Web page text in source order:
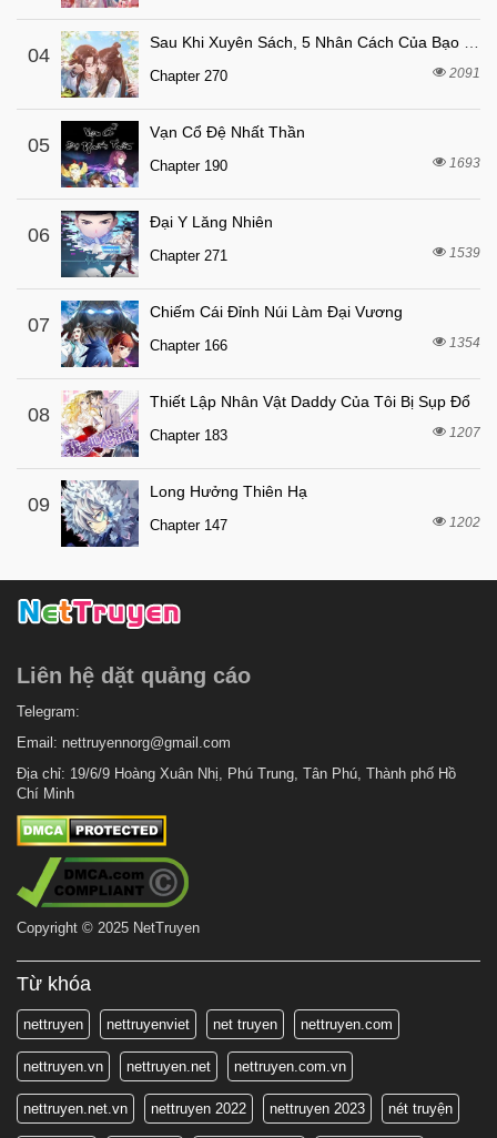
Chapter 68 7 tháng trước
Chapter 67 7 tháng trước
Chapter 66
Chapter 65 7 tháng trước
Chapter 64
Chapter 63 7 tháng trước
Chapter 62
Chapter 61
Chapter 60 7 tháng trước
Chapter 59
Chapter 58 7 tháng trước
Chapter 57
Chapter 56
Chapter 55 7 tháng trước
Chapter 54
Chapter 53
Chapter 51 7 tháng trước
Chapter 50
Chapter 49
Chapter 48 7 tháng trước
Chapter 47
Chapter 46
Chapter 45
Chapter 44
7 tháng trước
Chapter 42
Chapter 41 7 tháng trước
Chapter 40 7 tháng trước
Chapter 39 7 tháng trước
04
Chapter 270 2091
05
Vạn Cổ Đệ Nhất Thần
Chapter 190 1693
06
Đại Y Lăng Nhiên
Chapter 271 1539
07
Chiếm Cái Đỉnh Núi Làm Đại Vương
Chapter 166 1354
08
Thiết Lập Nhân Vật Daddy Của Tôi Bị Sụp Đổ
Chapter 183 1207
09
Long Hưởng Thiên Hạ
Chapter 147 1202
Liên hệ dặt quảng cáo
Telegram:
Email: nettruyennorg@gmail.com
Địa chỉ: 19/6/9 Hoàng Xuân Nhị, Phú Trung, Tân Phú, Thành phố Hồ
Chí Minh
Copyright © 2025 NetTruyen
Từ khóa
nettruyen nettruyenviet net truyen nettruyen.com
nettruyen.vn nettruyen.net nettruyen.com.vn
nettruyen.net.vn nettruyen 2022 nettruyen 2023 nét truyện